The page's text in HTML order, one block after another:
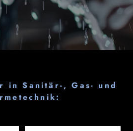
in Sanitär-, Gas- und